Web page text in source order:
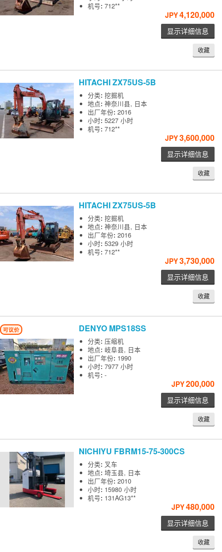
机号:712**
JPY4,120,000
显示详细信息
收藏
HITACHIZX75US-5B
分类:挖掘机
地点:神奈川县, 日本
出厂年份:2016
小时:5227 小时
机号:712**
JPY3,600,000
显示详细信息
收藏
HITACHIZX75US-5B
分类:挖掘机
地点:神奈川县, 日本
出厂年份:2016
小时:5329 小时
机号:712**
JPY3,730,000
显示详细信息
收藏
可议价 DENYO MPS18SS
分类: 压缩机
地点:岐阜县, 日本
出厂年份: 1990
小时:7977 小时
机号:-
JPY200,000
显示详细信息
收藏
NICHIYU FBRM15-75-300CS
分类: 叉车
地点:埼玉县, 日本
出厂年份:2010
小时: 15980 小时
机号: 131AG13**
JPY480,000
显示详细信息
收藏